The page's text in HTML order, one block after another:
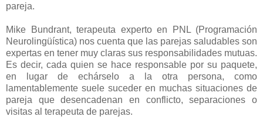
pareja.
Mike Bundrant, terapeuta experto en PNL (Programación
Neurolingüística) nos cuenta que las parejas saludables son
expertas en tener muy claras sus responsabilidades mutuas.
Es decir, cada quien se hace responsable por su paquete,
en lugar de echárselo a la otra persona, como
lamentablemente suele suceder en muchas situaciones de
pareja que desencadenan en conflicto, separaciones o
visitas al terapeuta de parejas.